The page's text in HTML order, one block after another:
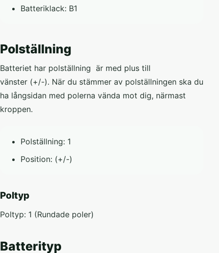
Batteriklack: B1
Polställning
Batteriet har polställning är med plus till
vänster (+/-). När du stämmer av polställningen ska du
ha långsidan med polerna vända mot dig, närmast
kroppen.
Polställning: 1
Position: (+/-)
Poltyp
Poltyp: 1 (Rundade poler)
Batterityp